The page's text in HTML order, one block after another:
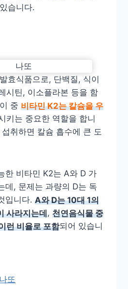
습니다.
효식품으로, 단백질, 식이
시틴, 이소플라본 등을 함
중 비타민 K2는 칼슘을 우
키는 중요한 역할을 합니
취하면 칼슘 흡수에 큰 도
한 비타민 K2는 A와 D 가
데, 문제는 과량의 D는 독
입니다. A와 D는 10대 1의
사라지는데, 천연음식물 중
런 비율로 포함되어 있습니